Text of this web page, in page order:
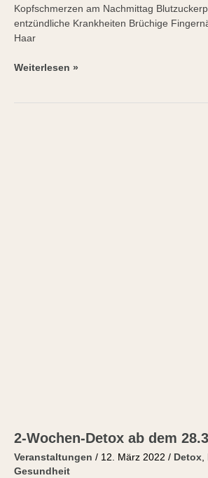
Kopfschmerzen am Nachmittag
entzündliche Krankheiten Brüchige
Haar
Weiterlesen »
2-Wochen-Detox ab dem
Veranstaltungen / 12. März 2022 / Detox,
Gesundheit